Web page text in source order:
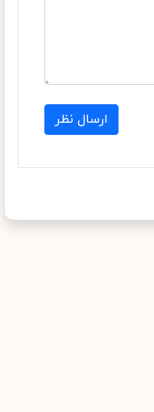
ارسال نظر